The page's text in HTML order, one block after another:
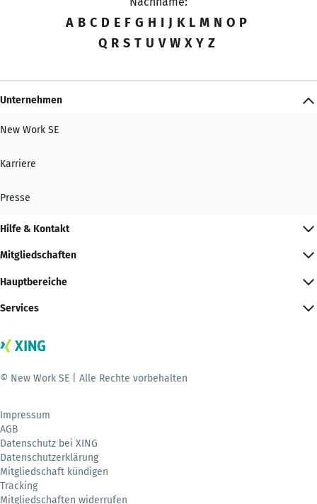
A B C D E F G H I J K L M N O P
Q R S T U V W X Y Z
Unternehmen
New Work SE
Karriere
Presse
Hilfe & Kontakt
Mitgliedschaften
Hauptbereiche
Services
© New Work SE | Alle Rechte vorbehalten
Impressum
AGB
Datenschutz bei XING
Datenschutzerklärung
Mitgliedschaft kündigen
Tracking
Mitgliedschaften widerrufen